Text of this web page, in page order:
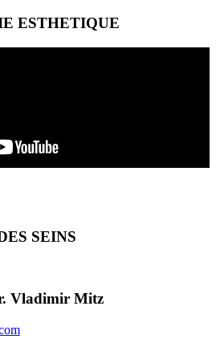
ESTHETIQUE
SEINS
Vladimir Mitz